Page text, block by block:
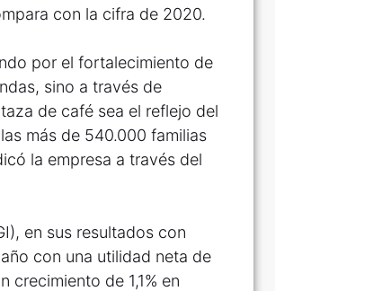
con la cifra de 2020.
por el fortalecimiento de
sino a través de
de café sea el reflejo del
más de 540.000 familias
la empresa a través del
en sus resultados con
con una utilidad neta de
crecimiento de 1,1% en